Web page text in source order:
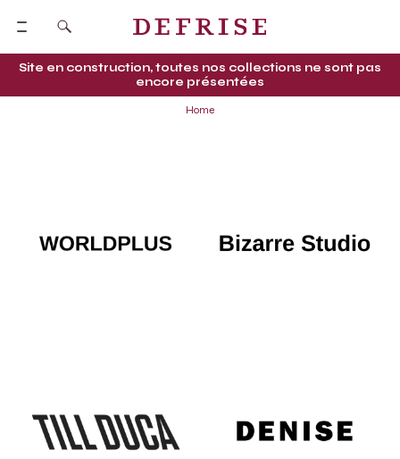
Site en construction, toutes nos collections ne sont pas
encore présentées
Home